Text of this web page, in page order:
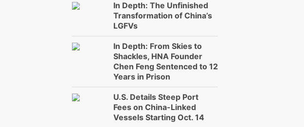
In Depth: The Unfinished
Transformation of China’s
LGFVs
In Depth: From Skies to
Shackles, HNA Founder
Chen Feng Sentenced to 12
Years in Prison
U.S. Details Steep Port
Fees on China-Linked
Vessels Starting Oct. 14